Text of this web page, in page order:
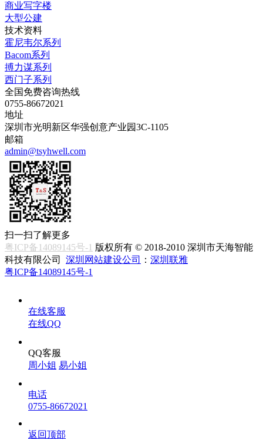
商业写字楼
大型公建
技术资料
霍尼韦尔系列
Bacom系列
搏力谋系列
西门子系列
全国免费咨询热线
0755-86672021
地址
深圳市光明新区华强创意产业园3C-1105
邮箱
admin@tsyhwell.com
扫一扫了解更多
粤ICP备14089145号-1 版权所有 © 2018-2010 深圳市天海智能
科技有限公司 深圳网站建设公司 ： 深圳联雅
粤ICP备14089145号-1
在线客服
在线QQ
QQ客服
周小姐 易小姐
电话
0755-86672021
返回顶部